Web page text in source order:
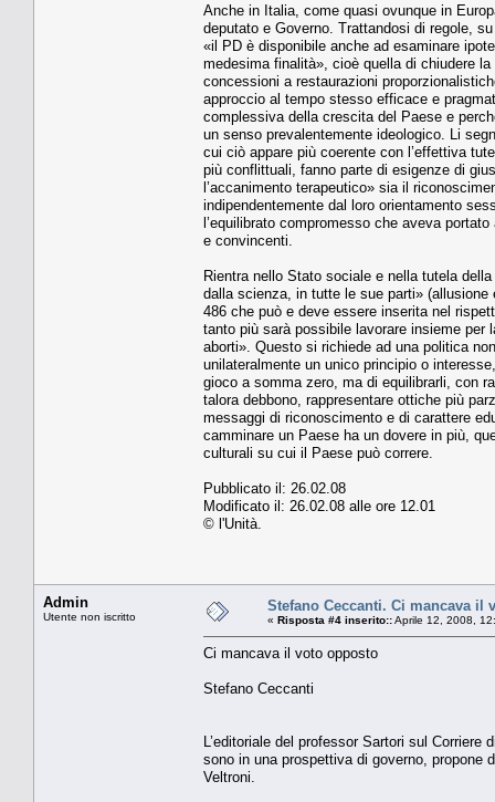
Anche in Italia, come quasi ovunque in
deputato e Governo. Trattandosi di regole,
«il PD è disponibile anche ad esaminare
medesima finalità», cioè quella di chiudere
concessioni a restaurazioni
approccio al tempo stesso efficace e
complessiva della crescita del Paese e
un senso prevalentemente ideologico. Li
cui ciò appare più coerente con l’effettiva
più conflittuali, fanno parte di esigenze di
l’accanimento terapeutico» sia il
indipendentemente dal loro orientamento
l’equilibrato compromesso che aveva
e convincenti.
Rientra nello Stato sociale e nella tutela
dalla scienza, in tutte le sue parti»
486 che può e deve essere inserita nel
tanto più sarà possibile lavorare insieme per
aborti». Questo si richiede ad una politica
unilateralmente un unico principio o
gioco a somma zero, ma di equilibrarli, con
talora debbono, rappresentare ottiche più
messaggi di riconoscimento e di carattere
camminare un Paese ha un dovere in più,
culturali su cui il Paese può correre.
Pubblicato il: 26.02.08
Modificato il: 26.02.08 alle ore 12.01
© l'Unità.
Admin
Utente non iscritto
Stefano Ceccanti. Ci mancava il
« Risposta #4 inserito::Aprile 12, 2008,
Ci mancava il voto opposto
Stefano Ceccanti
L’editoriale del professor Sartori sul
sono in una prospettiva di governo, propone
Veltroni.